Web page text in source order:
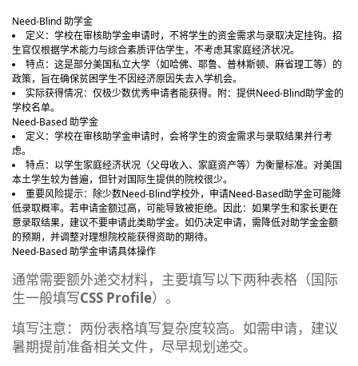
Need-Blind 助学金
定义：学校在审核助学金申请时，不将学生的资金需求与录取决定挂钩。招
生官仅根据学术能力与综合素质评估学生，不考虑其家庭经济状况。
特点：这是部分美国私立大学（如哈佛、耶鲁、普林斯顿、麻省理工等）的
政策，旨在确保贫困学生不因经济原因失去入学机会。
实际获得情况：仅极少数优秀申请者能获得。附：提供Need-Blind助学金的
学校名单。
Need-Based 助学金
定义：学校在审核助学金申请时，会将学生的资金需求与录取结果并行考
虑。
特点：以学生家庭经济状况（父母收入、家庭资产等）为衡量标准。对美国
本土学生较为普遍，但针对国际生提供的院校很少。
重要风险提示：除少数Need-Blind学校外，申请Need-Based助学金可能降
低录取概率。若申请金额过高，可能导致被拒绝。因此：如果学生和家长更在
意录取结果，建议不要申请此类助学金。如仍决定申请，需降低对助学金金额
的预期，并调整对理想院校能获得资助的期待。
Need-Based 助学金申请具体操作
通常需要额外递交材料，主要填写以下两种表格（国际
生一般填写CSS Profile）。
填写注意：两份表格填写复杂度较高。如需申请，建议
暑期提前准备相关文件，尽早规划递交。